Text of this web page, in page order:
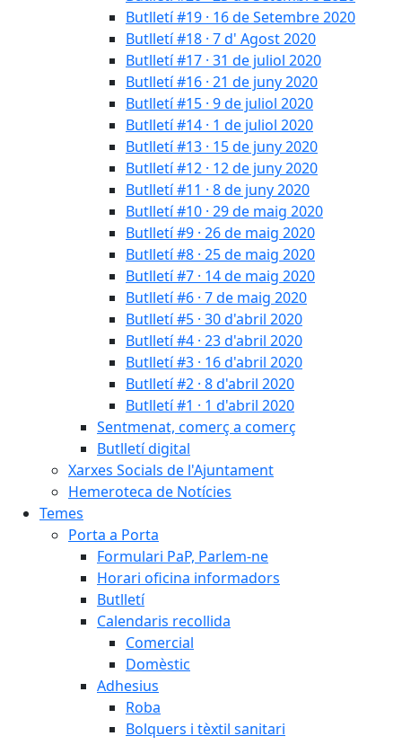
Butlletí #19 · 16 de Setembre 2020
Butlletí #18 · 7 d' Agost 2020
Butlletí #17 · 31 de juliol 2020
Butlletí #16 · 21 de juny 2020
Butlletí #15 · 9 de juliol 2020
Butlletí #14 · 1 de juliol 2020
Butlletí #13 · 15 de juny 2020
Butlletí #12 · 12 de juny 2020
Butlletí #11 · 8 de juny 2020
Butlletí #10 · 29 de maig 2020
Butlletí #9 · 26 de maig 2020
Butlletí #8 · 25 de maig 2020
Butlletí #7 · 14 de maig 2020
Butlletí #6 · 7 de maig 2020
Butlletí #5 · 30 d'abril 2020
Butlletí #4 · 23 d'abril 2020
Butlletí #3 · 16 d'abril 2020
Butlletí #2 · 8 d'abril 2020
Butlletí #1 · 1 d'abril 2020
Sentmenat, comerç a comerç
Butlletí digital
Xarxes Socials de l'Ajuntament
Hemeroteca de Notícies
Temes
Porta a Porta
Formulari PaP, Parlem-ne
Horari oficina informadors
Butlletí
Calendaris recollida
Comercial
Domèstic
Adhesius
Roba
Bolquers i tèxtil sanitari